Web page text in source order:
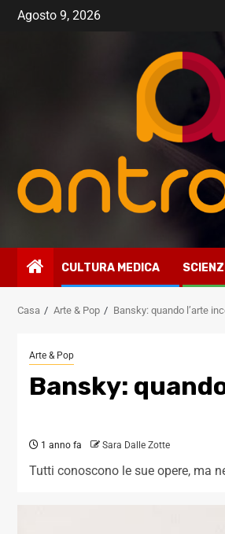
Agosto 9, 2026
CULTURA MEDICA
Casa Arte & Pop Bansky: quando l’arte
Arte & Pop
Bansky:
1 anno fa Sara Dalle Zotte
Tutti conoscono le sue opere, ma